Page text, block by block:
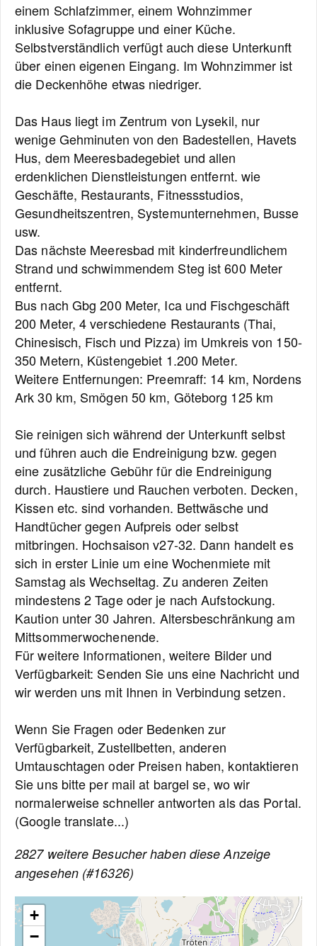
einem Schlafzimmer, einem Wohnzimmer
inklusive Sofagruppe und einer Küche.
Selbstverständlich verfügt auch diese Unterkunft
über einen eigenen Eingang. Im Wohnzimmer ist
die Deckenhöhe etwas niedriger.
Das Haus liegt im Zentrum von Lysekil, nur
wenige Gehminuten von den Badestellen, Havets
Hus, dem Meeresbadegebiet und allen
erdenklichen Dienstleistungen entfernt. wie
Geschäfte, Restaurants, Fitnessstudios,
Gesundheitszentren, Systemunternehmen, Busse
usw.
Das nächste Meeresbad mit kinderfreundlichem
Strand und schwimmendem Steg ist 600 Meter
entfernt.
Bus nach Gbg 200 Meter, Ica und Fischgeschäft
200 Meter, 4 verschiedene Restaurants (Thai,
Chinesisch, Fisch und Pizza) im Umkreis von 150-
350 Metern, Küstengebiet 1.200 Meter.
Weitere Entfernungen: Preemraff: 14 km, Nordens
Ark 30 km, Smögen 50 km, Göteborg 125 km
Sie reinigen sich während der Unterkunft selbst
und führen auch die Endreinigung bzw. gegen
eine zusätzliche Gebühr für die Endreinigung
durch. Haustiere und Rauchen verboten. Decken,
Kissen etc. sind vorhanden. Bettwäsche und
Handtücher gegen Aufpreis oder selbst
mitbringen. Hochsaison v27-32. Dann handelt es
sich in erster Linie um eine Wochenmiete mit
Samstag als Wechseltag. Zu anderen Zeiten
mindestens 2 Tage oder je nach Aufstockung.
Kaution unter 30 Jahren. Altersbeschränkung am
Mittsommerwochenende.
Für weitere Informationen, weitere Bilder und
Verfügbarkeit: Senden Sie uns eine Nachricht und
wir werden uns mit Ihnen in Verbindung setzen.
Wenn Sie Fragen oder Bedenken zur
Verfügbarkeit, Zustellbetten, anderen
Umtauschtagen oder Preisen haben, kontaktieren
Sie uns bitte per mail at bargel se, wo wir
normalerweise schneller antworten als das Portal.
(Google translate...)
2827 weitere Besucher haben diese Anzeige
angesehen (#16326)
+
−